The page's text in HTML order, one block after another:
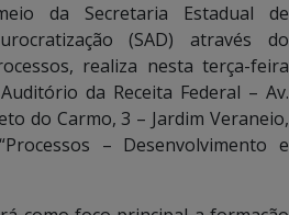
da Secretaria Estadual de
(SAD) através do
realiza nesta terça-feira
da Receita Federal – Av.
do Carmo, 3 – Jardim Veraneio,
– Desenvolvimento e